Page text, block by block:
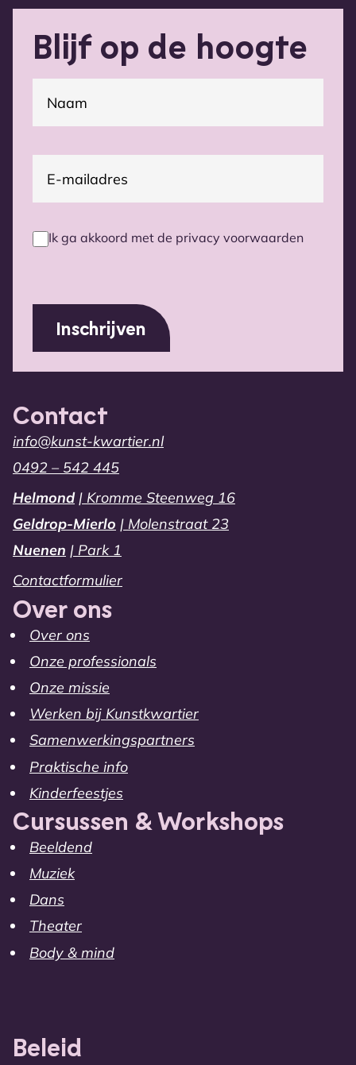
Blijf op de hoogte
E-
mailadres(Vereist)
Privacy
Ik ga akkoord met de privacy voorwaarden
Contact
info@kunst-kwartier.nl
0492 – 542 445
Helmond | Kromme Steenweg 16
Geldrop-Mierlo | Molenstraat 23
Nuenen | Park 1
Contactformulier
Over ons
Over ons
Onze professionals
Onze missie
Werken bij Kunstkwartier
Samenwerkingspartners
Praktische info
Kinderfeestjes
Cursussen & Workshops
Beeldend
Muziek
Dans
Theater
Body & mind
Beleid